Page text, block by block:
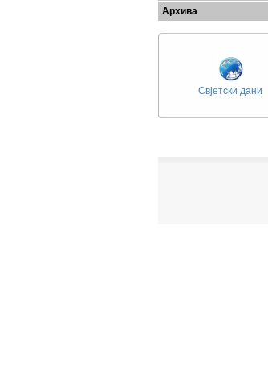
Архива
Свјетски дани